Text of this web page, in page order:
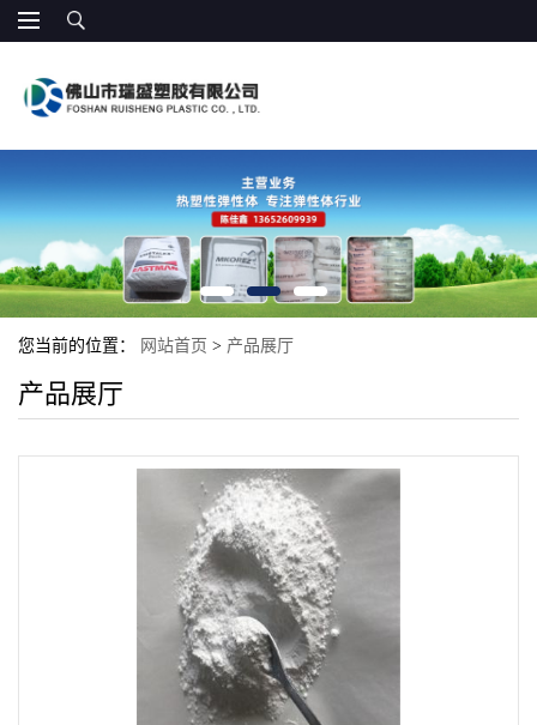
您当前的位置： 网站首页 > 产品展厅
产品展厅